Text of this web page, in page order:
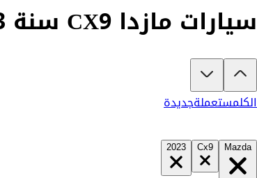
سيارات مازدا CX9 سنة 2023 للبيع في السعودية
تبغى تشتري مازدا CX9 2023؟
الكلمستعملةجديدة
Mazda
Cx9
2023